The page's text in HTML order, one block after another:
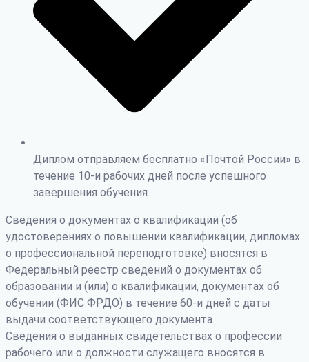
Диплом отправляем бесплатно «Почтой России» в
течение 10-и рабочих дней после успешного
завершения обучения.
Сведения о документах о квалификации (об
удостоверениях о повышении квалификации, дипломах
о профессиональной переподготовке) вносятся в
Федеральный реестр сведений о документах об
образовании и (или) о квалификации, документах об
обучении (ФИС ФРДО) в течение 60-и дней с даты
выдачи соответствующего документа.
Сведения о выданных свидетельствах о профессии
рабочего или о должности служащего вносятся в